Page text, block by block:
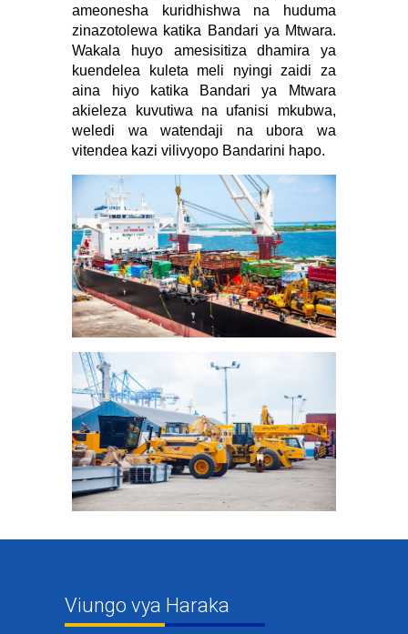
ameonesha kuridhishwa na huduma
zinazotolewa katika Bandari ya Mtwara.
Wakala huyo amesisitiza dhamira ya
kuendelea kuleta meli nyingi zaidi za
aina hiyo katika Bandari ya Mtwara
akieleza kuvutiwa na ufanisi mkubwa,
weledi wa watendaji na ubora wa
vitendea kazi vilivyopo Bandarini hapo.
Viungo vya Haraka